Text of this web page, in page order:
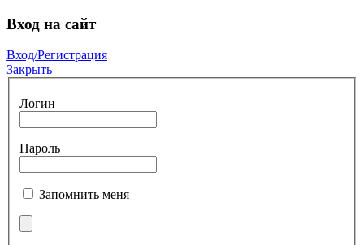
Вход на сайт
Вход/Регистрация
Закрыть
Логин
Пароль
Запомнить меня